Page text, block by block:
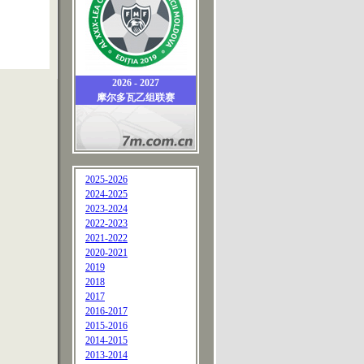
2026 - 2027
摩尔多瓦乙组联赛
2025-2026
2024-2025
2023-2024
2022-2023
2021-2022
2020-2021
2019
2018
2017
2016-2017
2015-2016
2014-2015
2013-2014